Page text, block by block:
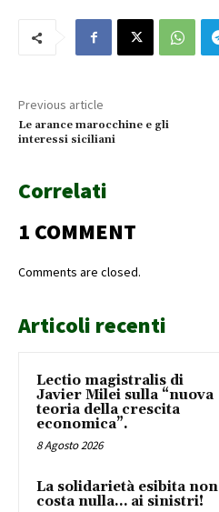
Previous article
Le arance marocchine e gli
interessi siciliani
Correlati
1 COMMENT
Comments are closed.
Articoli recenti
Lectio magistralis di
Javier Milei sulla “nuova
teoria della crescita
economica”.
8 Agosto 2026
La solidarietà esibita non
costa nulla… ai sinistri!